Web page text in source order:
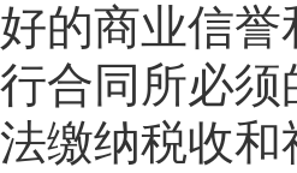
的商业信
合同所必
缴纳税收